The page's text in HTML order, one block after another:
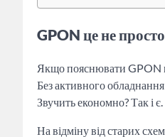
GPON це не
Якщо пояснювати GPON
Без активного
Звучить економно? Так і
На відміну від старих